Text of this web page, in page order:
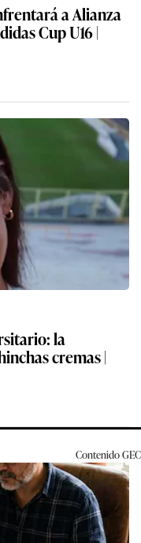
a Alianza
Cup U16 |
la
cremas |
ContenidoGEC